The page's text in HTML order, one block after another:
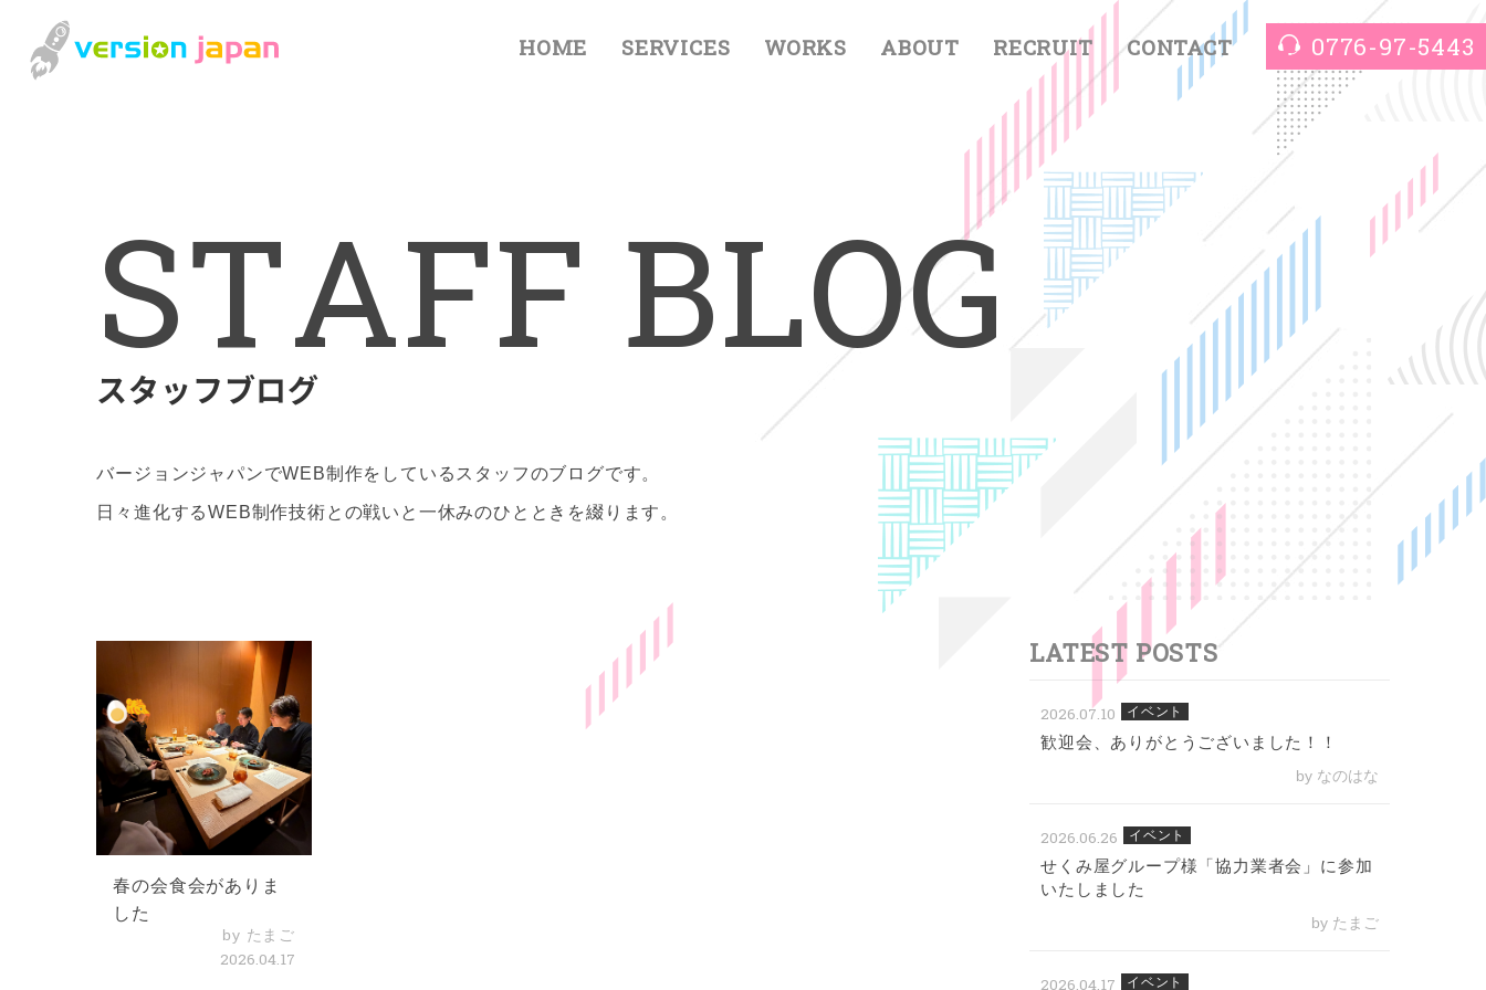
HOME SERVICES WORKS ABOUT RECRUIT CONTACT 0776-97-5443
STAFF BLOG
スタッフブログ
バージョンジャパンでWEB制作をしているスタッフのブログです。
日々進化するWEB制作技術との戦いと一休みのひとときを綴ります。
春の会食会がありま
した
by たまご
2026.04.17
LATEST POSTS
2026.07.10 イベント
歓迎会、ありがとうございました！！
by なのはな
2026.06.26 イベント
せくみ屋グループ様「協力業者会」に参加
いたしました
by たまご
2026.04.17 イベント